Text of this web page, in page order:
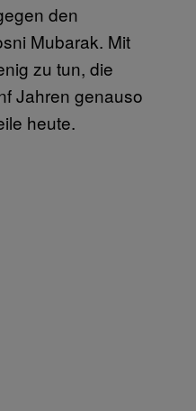
den
Mubarak. Mit
zu tun, die
Jahren genauso
heute.